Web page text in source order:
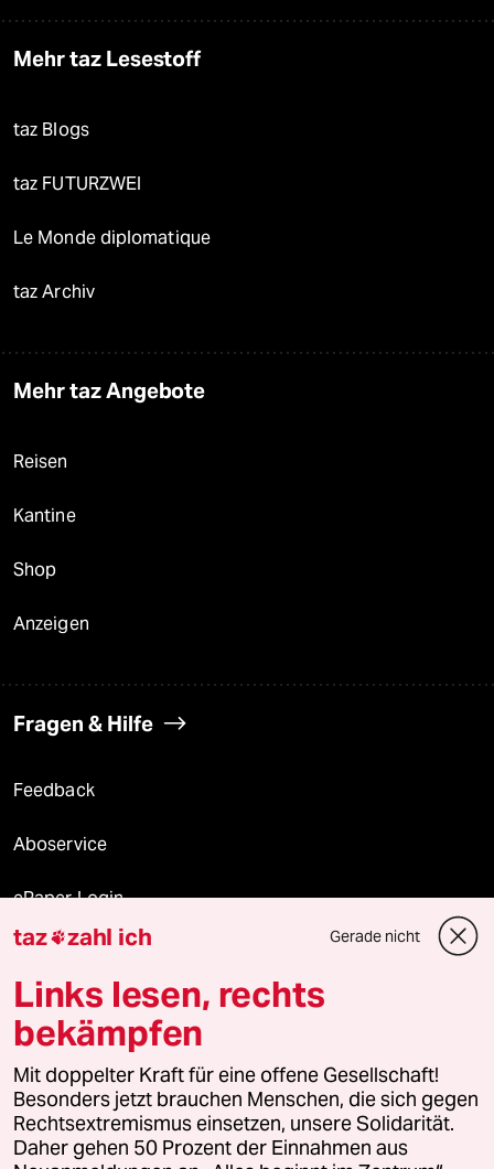
Mehr taz Lesestoff
taz Blogs
taz FUTURZWEI
Le Monde diplomatique
taz Archiv
Mehr taz Angebote
Reisen
Kantine
Shop
Anzeigen
Fragen & Hilfe
Feedback
Aboservice
ePaper Login
Downloads für Abonnierende
© 2026 taz Verlags und Vertriebs GmbH
Alle Rechte vorbehalten. Bei rechtlichen Fragen oder für Genehmigungen
wenden Sie sich bitte an
lizenzen@taz.de
Feedback Redaktionsstatut Kommune-Richtlinien
taz zahl ich Gerade nicht
Links lesen, rechts
bekämpfen
Mit doppelter Kraft für eine offene Gesellschaft!
Besonders jetzt brauchen Menschen, die sich gegen
Rechtsextremismus einsetzen, unsere Solidarität.
Daher gehen 50 Prozent der Einnahmen aus